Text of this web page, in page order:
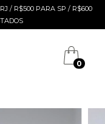
/ R$500 PARA SP / R$600
0